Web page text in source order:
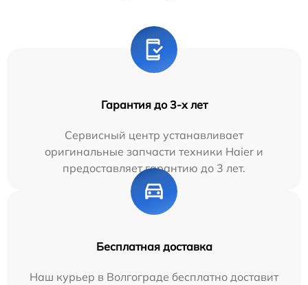
Гарантия до 3-х лет
Сервисный центр устанавливает
оригинальные запчасти техники Haier и
предоставляет гарантию до 3 лет.
Бесплатная доставка
Наш курьер в Волгограде бесплатно доставит